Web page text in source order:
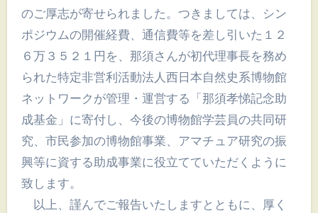
のご厚志が寄せられました。つきましては、シン
ポジウムの開催経費、通信費等を差し引いた１２
６万３５２１円を、那須さんが初代理事長を務め
られた特定非営利活動法人西日本自然史系博物館
ネットワークが管理・運営する「那須孝悌記念助
成基金」に寄付し、今後の博物館学芸員の共同研
究、市民参加の博物館事業、アマチュア研究の振
興等に資する助成事業に役立てていただくように
致します。
以上、謹んでご報告いたしますとともに、厚く